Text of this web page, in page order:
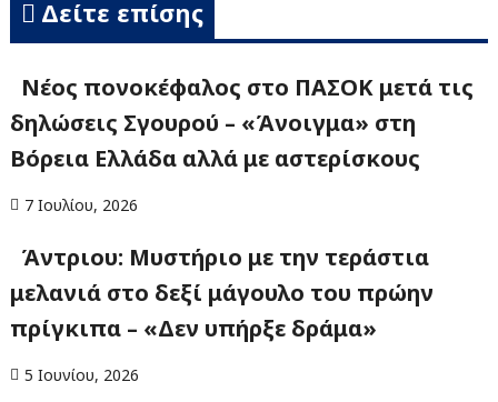
Δείτε επίσης
Νέος πονοκέφαλος στο ΠΑΣΟΚ μετά τις
δηλώσεις Σγουρού – «Άνοιγμα» στη
Βόρεια Ελλάδα αλλά με αστερίσκους
7 Ιουλίου, 2026
Άντριου: Μυστήριο με την τεράστια
μελανιά στο δεξί μάγουλο του πρώην
πρίγκιπα – «Δεν υπήρξε δράμα»
5 Ιουνίου, 2026